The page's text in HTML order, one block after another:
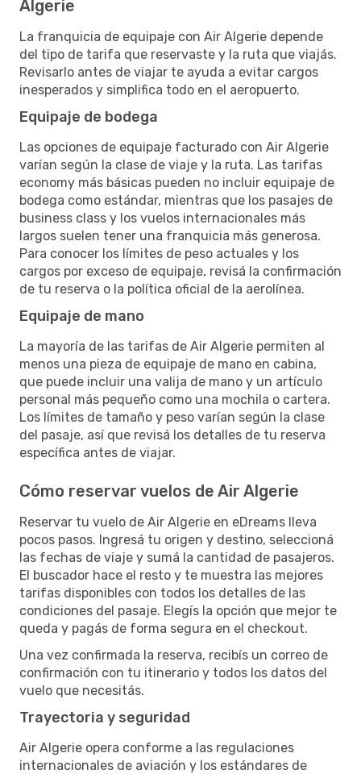
Algerie
La franquicia de equipaje con Air Algerie depende
del tipo de tarifa que reservaste y la ruta que viajás.
Revisarlo antes de viajar te ayuda a evitar cargos
inesperados y simplifica todo en el aeropuerto.
Equipaje de bodega
Las opciones de equipaje facturado con Air Algerie
varían según la clase de viaje y la ruta. Las tarifas
economy más básicas pueden no incluir equipaje de
bodega como estándar, mientras que los pasajes de
business class y los vuelos internacionales más
largos suelen tener una franquicia más generosa.
Para conocer los límites de peso actuales y los
cargos por exceso de equipaje, revisá la confirmación
de tu reserva o la política oficial de la aerolínea.
Equipaje de mano
La mayoría de las tarifas de Air Algerie permiten al
menos una pieza de equipaje de mano en cabina,
que puede incluir una valija de mano y un artículo
personal más pequeño como una mochila o cartera.
Los límites de tamaño y peso varían según la clase
del pasaje, así que revisá los detalles de tu reserva
específica antes de viajar.
Cómo reservar vuelos de Air Algerie
Reservar tu vuelo de Air Algerie en eDreams lleva
pocos pasos. Ingresá tu origen y destino, seleccioná
las fechas de viaje y sumá la cantidad de pasajeros.
El buscador hace el resto y te muestra las mejores
tarifas disponibles con todos los detalles de las
condiciones del pasaje. Elegís la opción que mejor te
queda y pagás de forma segura en el checkout.
Una vez confirmada la reserva, recibís un correo de
confirmación con tu itinerario y todos los datos del
vuelo que necesitás.
Trayectoria y seguridad
Air Algerie opera conforme a las regulaciones
internacionales de aviación y los estándares de